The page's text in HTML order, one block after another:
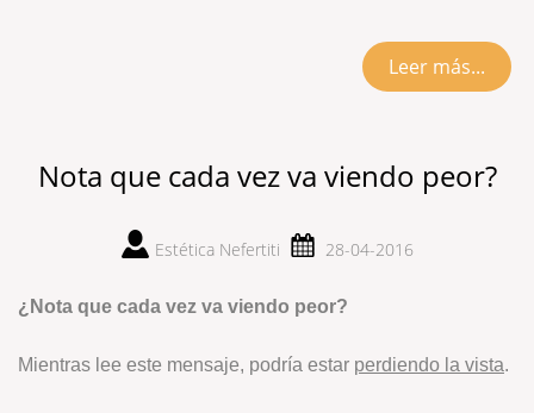
Leer más...
Nota que cada vez va viendo peor?
Estética Nefertiti 28-04-2016
¿Nota que cada vez va viendo peor?
Mientras lee este mensaje, podría estar perdiendo la vista.